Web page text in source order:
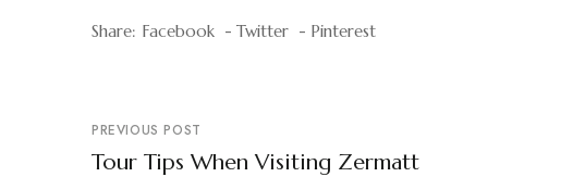
Share: Facebook Twitter Pinterest
PREVIOUS POST
Tour Tips When Visiting Zermatt